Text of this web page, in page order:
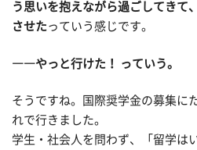
う思いを抱えながら過ごしてきて
させた っていう感じです。
――やっと行けた！ っていう。
そうですね。国際奨学金の募集に
れで行きました。
学生・社会人を問わず、「留学は